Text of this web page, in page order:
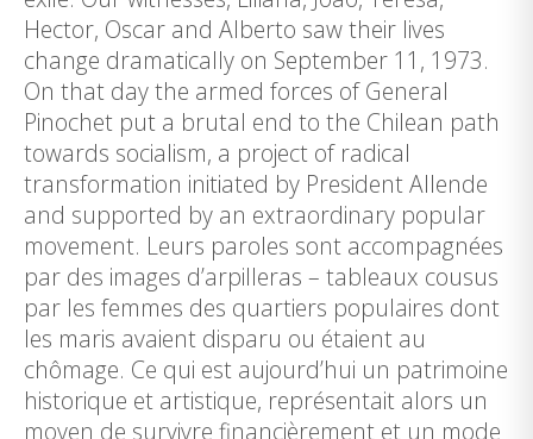
Hector, Oscar and Alberto saw their lives
change dramatically on September 11, 1973.
On that day the armed forces of General
Pinochet put a brutal end to the Chilean path
towards socialism, a project of radical
transformation initiated by President Allende
and supported by an extraordinary popular
movement. Leurs paroles sont accompagnées
par des images d’arpilleras – tableaux cousus
par les femmes des quartiers populaires dont
les maris avaient disparu ou étaient au
chômage. Ce qui est aujourd’hui un patrimoine
historique et artistique, représentait alors un
moyen de survivre financièrement et un mode